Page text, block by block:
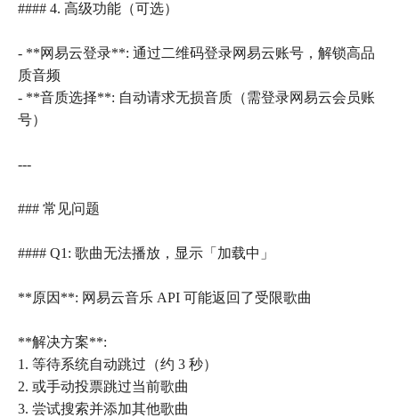
#### 4. 高级功能（可选）
- **网易云登录**: 通过二维码登录网易云账号，解锁高品
质音频
- **音质选择**: 自动请求无损音质（需登录网易云会员账
号）
---
### 常见问题
#### Q1: 歌曲无法播放，显示「加载中」
**原因**: 网易云音乐 API 可能返回了受限歌曲
**解决方案**:
1. 等待系统自动跳过（约 3 秒）
2. 或手动投票跳过当前歌曲
3. 尝试搜索并添加其他歌曲